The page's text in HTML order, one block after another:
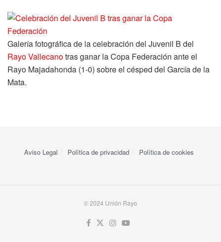
Galería fotográfica de la celebración del Juvenil B del
Rayo Vallecanotras ganar la Copa Federación ante el
Rayo Majadahonda (1-0) sobre el césped del García de la
Mata.
Aviso Legal Política de privacidad Política de cookies
© 2024 Unión Rayo